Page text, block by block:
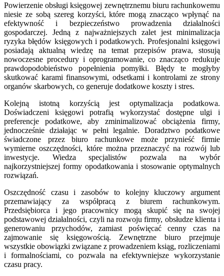
Powierzenie obsługi księgowej zewnętrznemu biuru rachunkowemu
niesie ze sobą szereg korzyści, które mogą znacząco wpłynąć na
efektywność i bezpieczeństwo prowadzenia działalności
gospodarczej. Jedną z najważniejszych zalet jest minimalizacja
ryzyka błędów księgowych i podatkowych. Profesjonalni księgowi
posiadają aktualną wiedzę na temat przepisów prawa, stosują
nowoczesne procedury i oprogramowanie, co znacząco redukuje
prawdopodobieństwo popełnienia pomyłki. Błędy te mogłyby
skutkować karami finansowymi, odsetkami i kontrolami ze strony
organów skarbowych, co generuje dodatkowe koszty i stres.
Kolejną istotną korzyścią jest optymalizacja podatkowa.
Doświadczeni księgowi potrafią wykorzystać dostępne ulgi i
preferencje podatkowe, aby zminimalizować obciążenia firmy,
jednocześnie działając w pełni legalnie. Doradztwo podatkowe
świadczone przez biuro rachunkowe może przynieść firmie
wymierne oszczędności, które można przeznaczyć na rozwój lub
inwestycje. Wiedza specjalistów pozwala na wybór
najkorzystniejszej formy opodatkowania i stosowanie optymalnych
rozwiązań.
Oszczędność czasu i zasobów to kolejny kluczowy argument
przemawiający za współpracą z biurem rachunkowym.
Przedsiębiorca i jego pracownicy mogą skupić się na swojej
podstawowej działalności, czyli na rozwoju firmy, obsłudze klienta i
generowaniu przychodów, zamiast poświęcać cenny czas na
zajmowanie się księgowością. Zewnętrzne biuro przejmuje
wszystkie obowiązki związane z prowadzeniem ksiąg, rozliczeniami
i formalnościami, co pozwala na efektywniejsze wykorzystanie
czasu pracy.